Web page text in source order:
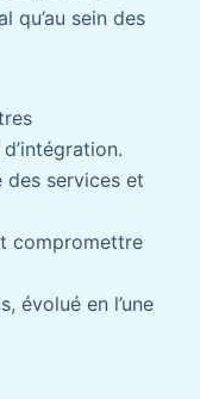
qu’au sein des
des services et
compromettre
évolué en l’une